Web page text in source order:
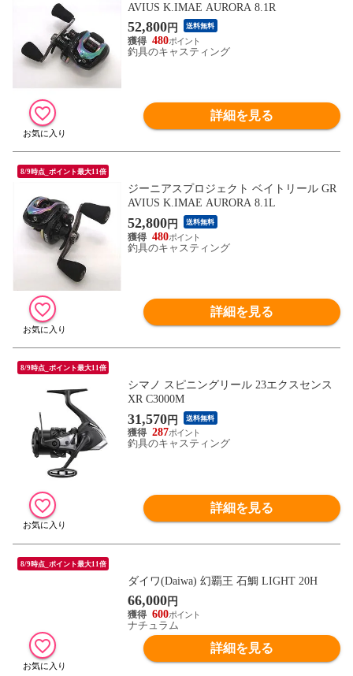
AVIUS K.IMAE AURORA 8.1R
52,800円 送料無料
480
釣具のキャスティング
詳細を見る
8/9時点_ポイント最大11倍
ジーニアスプロジェクト ベイトリール GR
AVIUS K.IMAE AURORA 8.1L
52,800円 送料無料
480
釣具のキャスティング
詳細を見る
8/9時点_ポイント最大11倍
シマノ スピニングリール 23エクスセンス
XR C3000M
31,570円 送料無料
287
釣具のキャスティング
詳細を見る
8/9時点_ポイント最大11倍
ダイワ(Daiwa) 幻覇王 石鯛 LIGHT 20H
66,000円
600
ナチュラム
詳細を見る